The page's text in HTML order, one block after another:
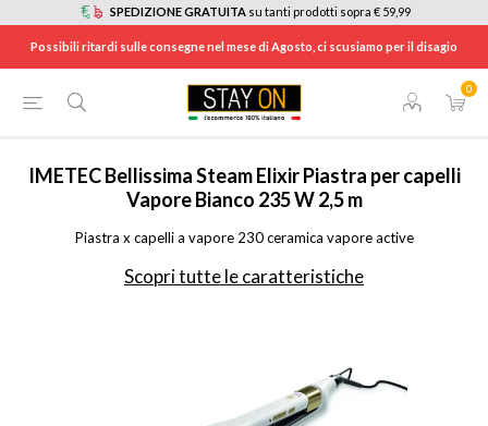
SPEDIZIONE GRATUITA su tanti prodotti sopra € 59,99
Possibili ritardi sulle consegne nel mese di Agosto, ci scusiamo per il disagio
0
ELETTRODOMESTICI / CURA DELLA PERSONA, SALUTE E BENESSERE
IMETEC Bellissima Steam Elixir Piastra per capelli
Vapore Bianco 235 W 2,5 m
Piastra x capelli a vapore 230 ceramica vapore active
Scopri tutte le caratteristiche